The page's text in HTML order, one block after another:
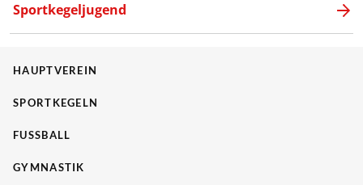
Sportkegeljugend
HAUPTVEREIN
SPORTKEGELN
FUSSBALL
GYMNASTIK